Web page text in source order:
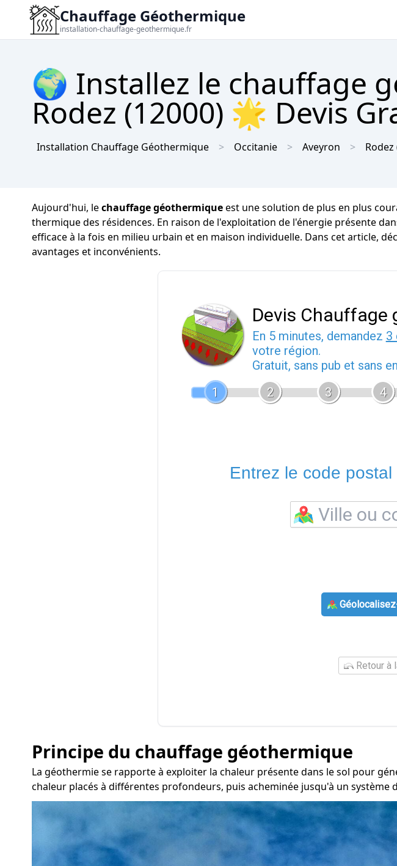
Chauffage Géothermique
installation-chauffage-geothermique.fr
🌍 Installez le chauffage
Rodez (12000) 🌟 Devis
Installation Chauffage Géothermique Occitanie Aveyron Rodez
Aujourd'hui, lechauffage géothermiqueest une solution de plus en plus
thermique des résidences. En raison de l'exploitation de l'énergie présente
efficace à la fois en milieu urbain et en maison individuelle. Dans cet article,
avantages et inconvénients.
Devis Chauffage
En 5 minutes, demandez 3
votre région.
Gratuit, sans pub et sans
1
2 3 4
Entrez le code
Retour à
Principe du chauffage géothermique
La géothermie se rapporte à exploiter la chaleur présente dans le sol pour
chaleur placés à différentes profondeurs, puis acheminée jusqu'à un système